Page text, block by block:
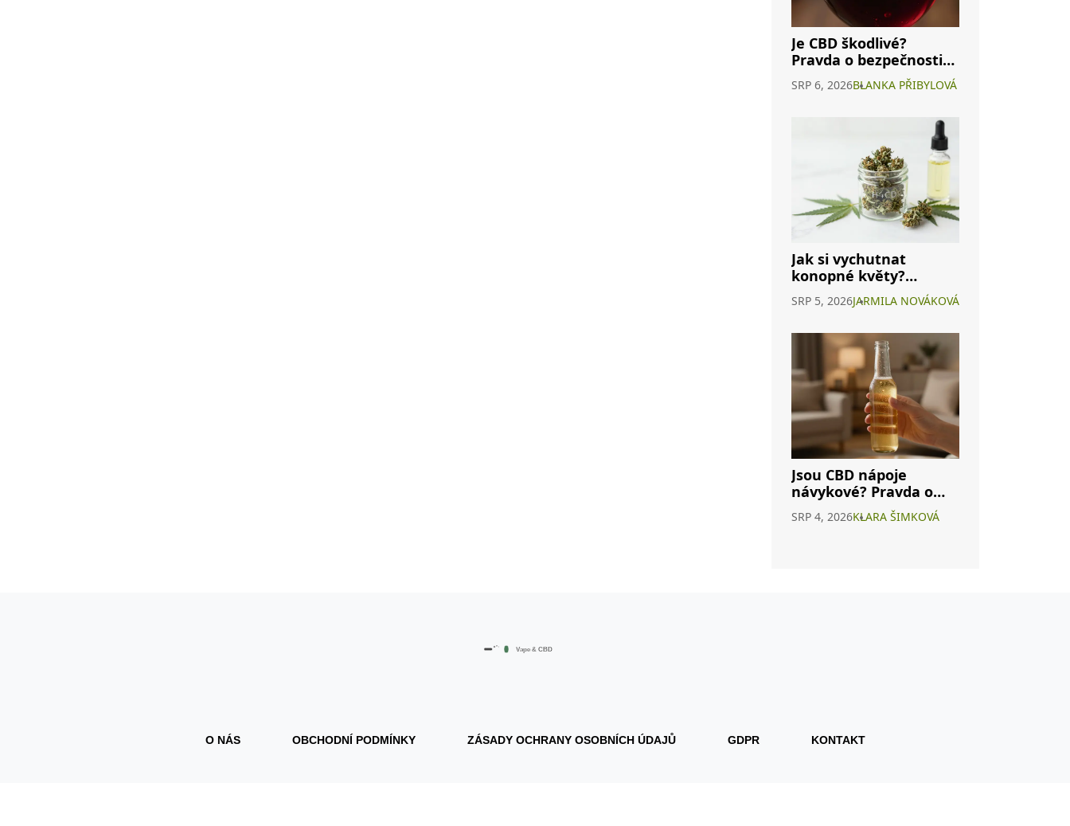
Je CBD škodlivé?
Pravda o bezpečnosti
konopného vína a
interakcích s
SRP 6, 2026BLANKA PŘIBYLOVÁ
Jak si vychutnat
konopné květy?
Průvodce H4CBD a
dalšími způsoby užití
SRP 5, 2026JARMILA NOVÁKOVÁ
Jsou CBD nápoje
návykové? Pravda o
závislosti na
konopných
SRP 4, 2026KLARA ŠIMKOVÁ
O NÁS OBCHODNÍ PODMÍNKY ZÁSADY OCHRANY OSOBNÍCH ÚDAJŮ GDPR KONTAKT